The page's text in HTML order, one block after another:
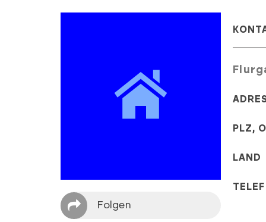
Folgen
PLZ,
LAND